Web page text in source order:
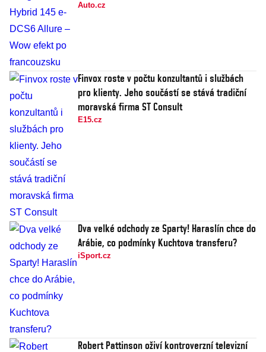
Auto.cz
Finvox roste v počtu konzultantů i službách
pro klienty. Jeho součástí se stává tradiční
moravská firma ST Consult
E15.cz
Dva velké odchody ze Sparty! Haraslín chce do
Arábie, co podmínky Kuchtova transferu?
iSport.cz
Robert Pattinson oživí kontroverzní televizní